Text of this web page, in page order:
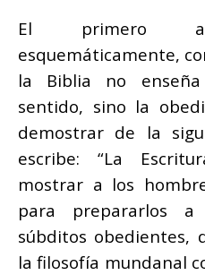
El primero
esquemáticamente,
la Biblia no
sentido, sino la
demostrar de la
escribe: “La
mostrar a los
para prepararlos
súbditos obedientes,
la filosofía mundanal